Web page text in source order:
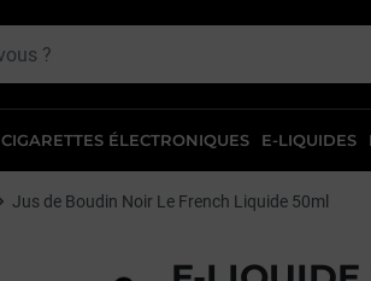
CIGARETTES ÉLECTRONIQUES E-LIQUIDES
Jus de Boudin Noir Le French Liquide 50ml